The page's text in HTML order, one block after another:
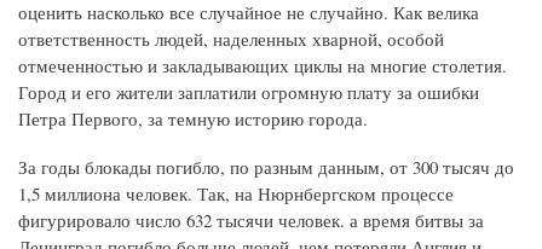
оценить насколько все случайное не случайно. Как велика
ответственность людей, наделенных хварной, особой
отмеченностью и закладывающих циклы на многие столетия.
Город и его жители заплатили огромную плату за ошибки
Петра Первого, за темную историю города.
За годы блокады погибло, по разным данным, от 300 тысяч до
1,5 миллиона человек. Так, на Нюрнбергском процессе
фигурировало число 632 тысячи человек. а время битвы за